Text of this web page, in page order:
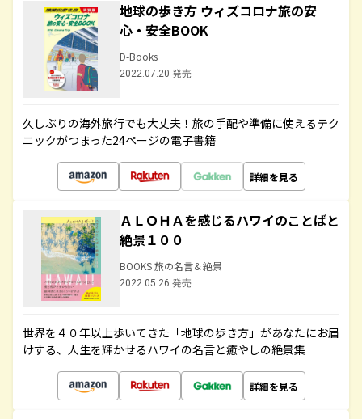
地球の歩き方 ウィズコロナ旅の安
心・安全BOOK
D-Books
2022.07.20 発売
久しぶりの海外旅行でも大丈夫！旅の手配や準備に使えるテク
ニックがつまった24ページの電子書籍
詳細を見る
ＡＬＯＨＡを感じるハワイのことばと
絶景１００
BOOKS 旅の名言＆絶景
2022.05.26 発売
世界を４０年以上歩いてきた「地球の歩き方」があなたにお届
けする、人生を輝かせるハワイの名言と癒やしの絶景集
詳細を見る